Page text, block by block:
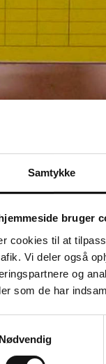
Samtykke
bruger
cookies til at
Vi deler også
og
som de har
Nødvendig
passer til rammer.
har en vinkel i
Bemærk, at